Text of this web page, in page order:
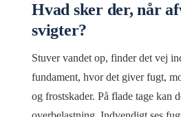
Hvad sker der, når
svigter?
Stuver vandet op, finder det vej
fundament, hvor det giver fugt,
og frostskader. På flade tage kan